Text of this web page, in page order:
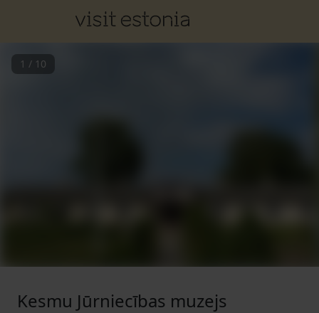
1 / 10
Kesmu Jūrniecības muzejs